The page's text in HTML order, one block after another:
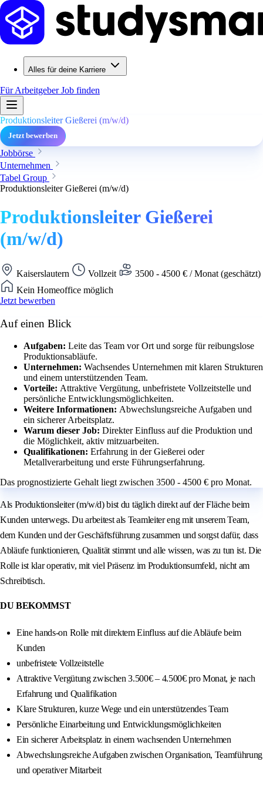
Alles für deine Karriere
Für ArbeitgeberJob finden
Produktionsleiter Gießerei (m/w/d)
Jetzt bewerben
Jobbörse
Unternehmen
Tabel Group
Produktionsleiter Gießerei (m/w/d)
Produktionsleiter Gießerei
(m/w/d)
Kaiserslautern Vollzeit
3500 - 4500 € / Monat (geschätzt)
Kein Homeoffice möglich
Jetzt bewerben
Auf einen Blick
Aufgaben: Leite das Team vor Ort und sorge für reibungslose
Produktionsabläufe.
Unternehmen: Wachsendes Unternehmen mit klaren Strukturen
und einem unterstützenden Team.
Vorteile: Attraktive Vergütung, unbefristete Vollzeitstelle und
persönliche Entwicklungsmöglichkeiten.
Weitere Informationen: Abwechslungsreiche Aufgaben und
ein sicherer Arbeitsplatz.
Warum dieser Job: Direkter Einfluss auf die Produktion und
die Möglichkeit, aktiv mitzuarbeiten.
Qualifikationen: Erfahrung in der Gießerei oder
Metallverarbeitung und erste Führungserfahrung.
Das prognostizierte Gehalt liegt zwischen 3500 - 4500 € pro Monat.
Als Produktionsleiter (m/w/d) bist du täglich direkt auf der Fläche beim
Kunden unterwegs. Du arbeitest als Teamleiter eng mit unserem Team,
dem Kunden und der Geschäftsführung zusammen und sorgst dafür, dass
Abläufe funktionieren, Qualität stimmt und alle wissen, was zu tun ist. Die
Rolle ist klar operativ, mit viel Präsenz im Produktionsumfeld, nicht am
Schreibtisch.
DU BEKOMMST
Eine hands-on Rolle mit direktem Einfluss auf die Abläufe beim
Kunden
unbefristete Vollzeitstelle
Attraktive Vergütung zwischen 3.500€ – 4.500€ pro Monat, je nach
Erfahrung und Qualifikation
Klare Strukturen, kurze Wege und ein unterstützendes Team
Persönliche Einarbeitung und Entwicklungsmöglichkeiten
Ein sicherer Arbeitsplatz in einem wachsenden Unternehmen
Abwechslungsreiche Aufgaben zwischen Organisation, Teamführung
und operativer Mitarbeit